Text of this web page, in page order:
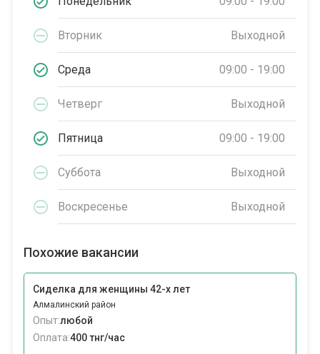
Вторник Выходной
Среда 09:00 - 19:00
Четверг Выходной
Пятница 09:00 - 19:00
Суббота Выходной
Воскресенье Выходной
Похожие вакансии
Сиделка для женщины 42-х лет
Алмалинский район
Опыт:любой
Оплата:400 тнг/час